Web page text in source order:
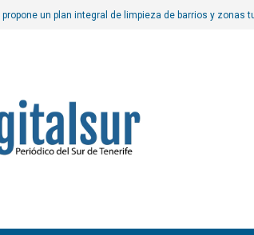
propone un plan integral de limpieza de barrios y zonas